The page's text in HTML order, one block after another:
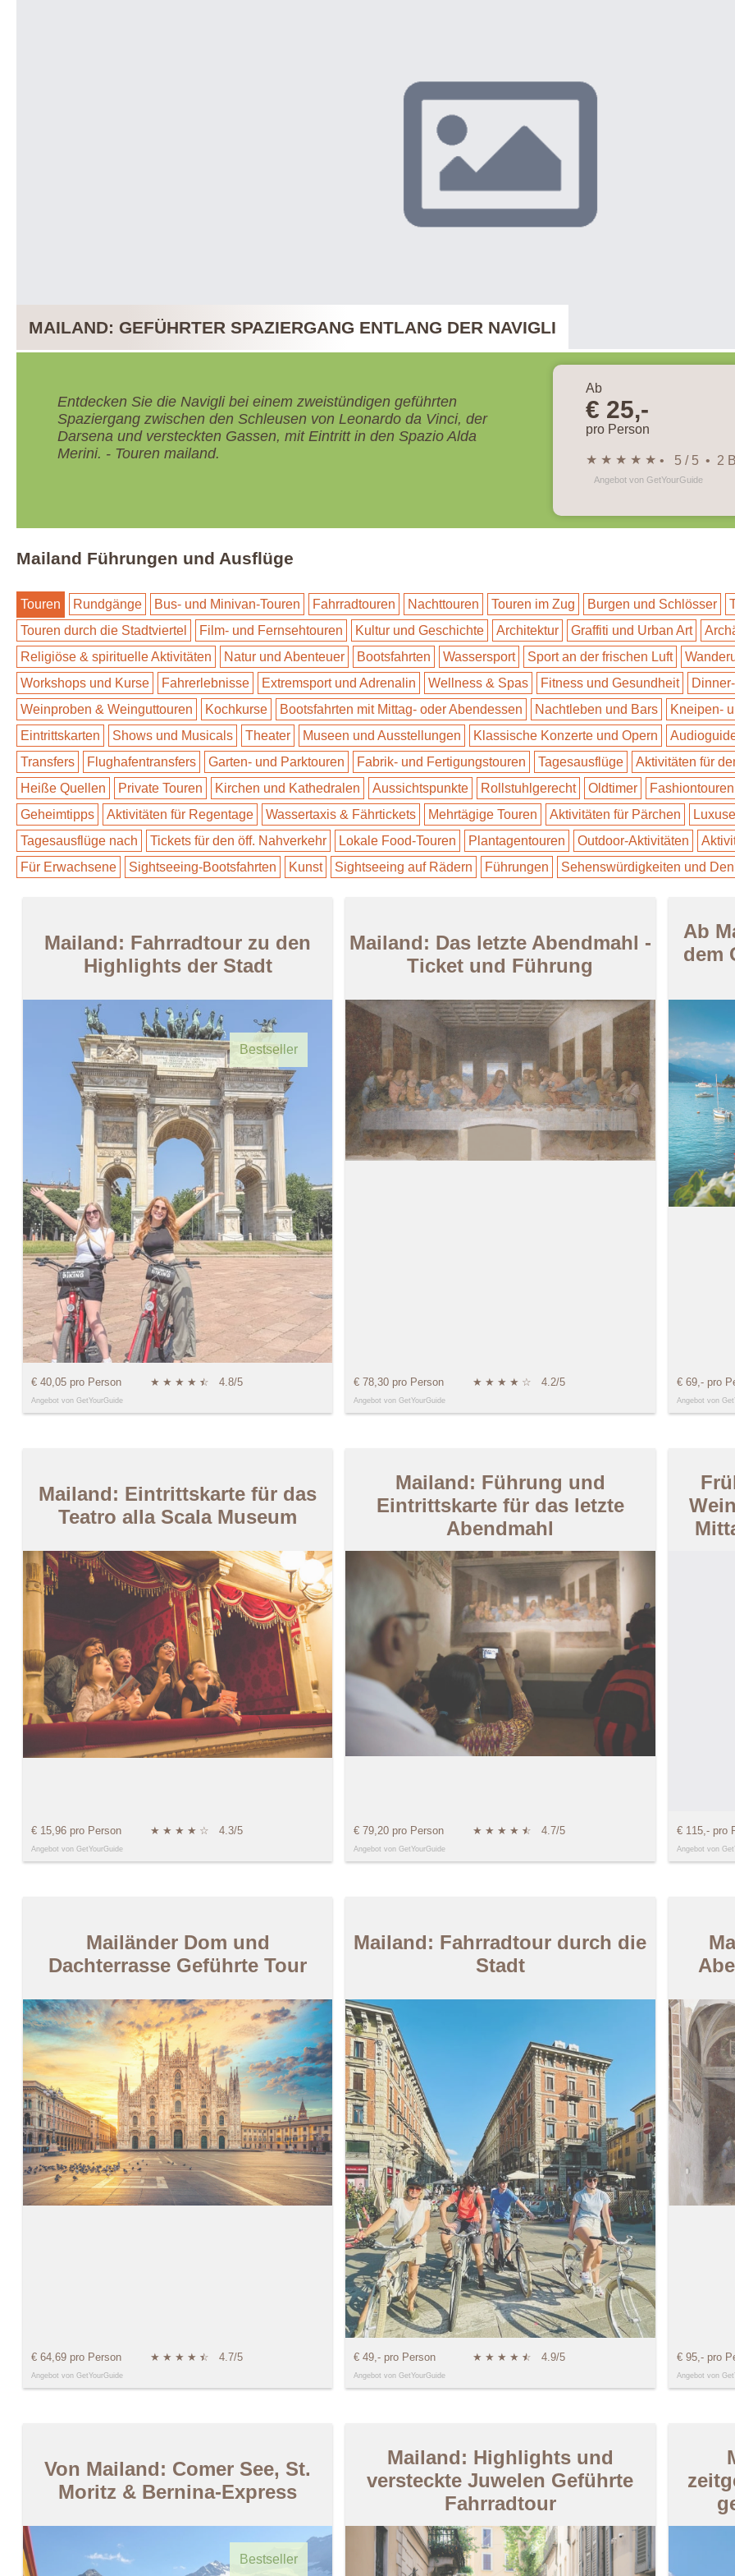
MAILAND: GEFÜHRTER SPAZIERGANG ENTLANG DER NAVIGLI
Entdecken Sie die Navigli bei einem zweistündigen geführten
Spaziergang zwischen den Schleusen von Leonardo da Vinci, der
Darsena und versteckten Gassen, mit Eintritt in den Spazio Alda
Merini. - Touren mailand.
Ab
€ 25,-
pro Person
★ ★ ★ ★ ★ • 5 / 5 • 2
Angebot von GetYourGuide
Mailand Führungen und Ausflüge
Touren Rundgänge Bus- und Minivan-Touren Fahrradtouren Nachttouren Touren im Zug Burgen und Schlösser
Touren durch die Stadtviertel
Film- und Fernsehtouren Kultur und Geschichte Architektur Graffiti und Urban Art
Religiöse & spirituelle Aktivitäten
Natur und Abenteuer Bootsfahrten Wassersport Sport an der frischen Luft
Workshops und Kurse
Fahrerlebnisse Extremsport und Adrenalin Wellness & Spas Fitness und Gesundheit
Weinproben & Weinguttouren
Kochkurse Bootsfahrten mit Mittag- oder Abendessen Nachtleben und Bars Kneipen-
Eintrittskarten
Shows und Musicals Theater Museen und Ausstellungen Klassische Konzerte und Opern
Transfers
Flughafentransfers Garten- und Parktouren Fabrik- und Fertigungstouren Tagesausflüge Aktivitäten für
Heiße Quellen
Private Touren Kirchen und Kathedralen Aussichtspunkte Rollstuhlgerecht Oldtimer Fashiontouren
Geheimtipps
Aktivitäten für Regentage Wassertaxis & Fährtickets Mehrtägige Touren Aktivitäten für Pärchen
Tagesausflüge nach
Tickets für den öff. Nahverkehr Lokale Food-Touren Plantagentouren Outdoor-Aktivitäten
Für Erwachsene
Sightseeing-Bootsfahrten Kunst Sightseeing auf Rädern Führungen Sehenswürdigkeiten und
Mailand: Fahrradtour zu den
Highlights der Stadt
Bestseller
€ 40,05 pro Person ★ ★ ★ ★ ★
☆ 4.8/5
Angebot von GetYourGuide
Mailand: Das letzte Abendmahl -
Ticket und Führung
€ 78,30 pro Person ★ ★ ★ ★ ☆ 4.2/5
Angebot von GetYourGuide
Ab
dem
€ 69,- pro
Angebot von
Mailand: Eintrittskarte für das
Teatro alla Scala Museum
€ 15,96 pro Person ★ ★ ★ ★ ☆ 4.3/5
Angebot von GetYourGuide
Mailand: Führung und
Eintrittskarte für das letzte
Abendmahl
€ 79,20 pro Person ★ ★ ★ ★ ★
☆ 4.7/5
Angebot von GetYourGuide
€ 115,- pro
Angebot von
Mailänder Dom und
Dachterrasse Geführte Tour
€ 64,69 pro Person ★ ★ ★ ★ ★
☆ 4.7/5
Angebot von GetYourGuide
Mailand: Fahrradtour durch die
Stadt
€ 49,- pro Person ★ ★ ★ ★ ★
☆ 4.9/5
Angebot von GetYourGuide
€ 95,- pro
Angebot von
Von Mailand: Comer See, St.
Moritz & Bernina-Express
Bestseller
Mailand: Highlights und
versteckte Juwelen Geführte
Fahrradtour